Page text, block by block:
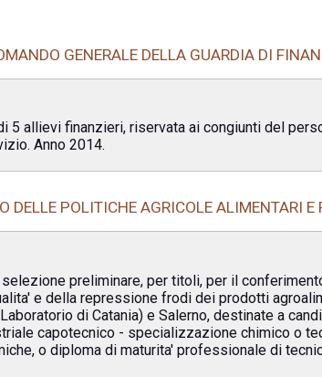
GENERALE DELLA GUARDIA DI
5 allievi finanzieri, riservata ai congiunti del
Anno 2014.
DELLE POLITICHE AGRICOLE ALIMENTARI E
preliminare, per titoli, per il
e della repressione frodi dei prodotti
di Catania) e Salerno, destinate a
capotecnico - specializzazione chimico o
o diploma di maturita' professionale di